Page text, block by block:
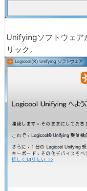
Unifyingソフトウェア
リック。